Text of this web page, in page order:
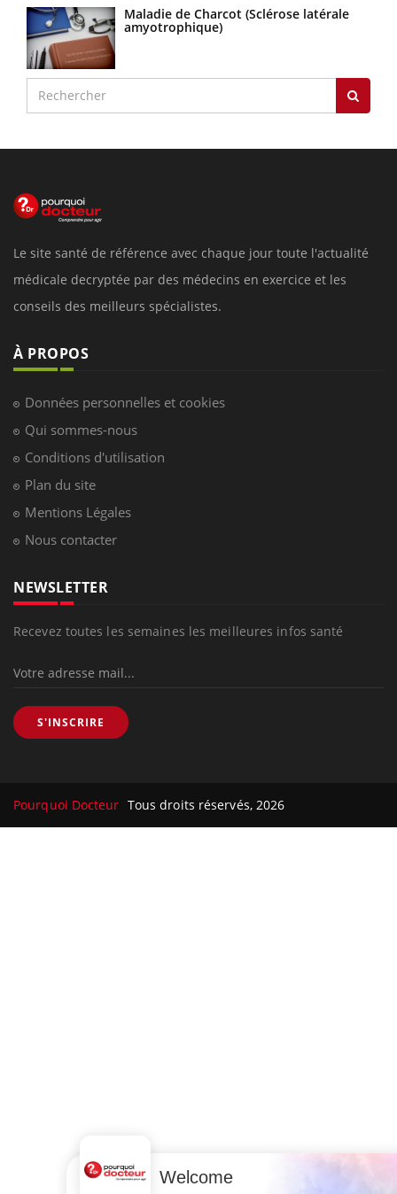
Maladie de Charcot (Sclérose latérale
amyotrophique)
Le site santé de référence avec chaque jour toute l'actualité
médicale decryptée par des médecins en exercice et les
conseils des meilleurs spécialistes.
À PROPOS
Données personnelles et cookies
Qui sommes-nous
Conditions d'utilisation
Plan du site
Mentions Légales
Nous contacter
NEWSLETTER
Recevez toutes les semaines les meilleures infos santé
S'INSCRIRE
Pourquoi Docteur Tous droits réservés, 2026
Welcome